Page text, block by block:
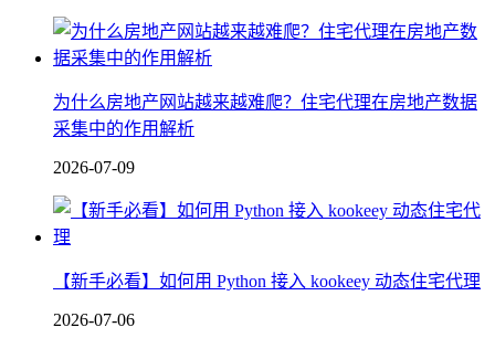
为什么房地产网站越来越难爬？住宅代理在房地产数据
采集中的作用解析
2026-07-09
【新手必看】如何用 Python 接入 kookeey 动态住宅代理
2026-07-06